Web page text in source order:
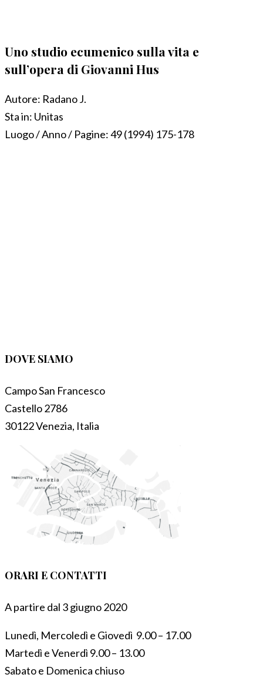
Uno studio ecumenico sulla vita e
sull’opera di Giovanni Hus
Autore: Radano J.
Sta in: Unitas
Luogo / Anno / Pagine:49 (1994) 175-178
DOVE SIAMO
Campo San Francesco
Castello 2786
30122 Venezia, Italia
ORARI E CONTATTI
A partire dal 3 giugno 2020
Lunedì, Mercoledì e Giovedì 9.00 – 17.00
Martedì e Venerdì 9.00 – 13.00
Sabato e Domenica chiuso